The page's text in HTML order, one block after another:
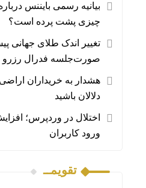
چیزی پشت پرده است؟
تغییر اندک طلای جهانی
صورت‌جلسه فدرال رزرو
هشدار به خریداران
دلالان باشید
اختلال در وردپرس؛
ورود کاربران
تقویمــ